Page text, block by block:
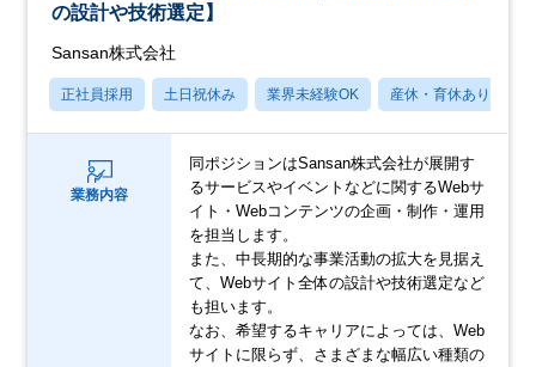
の設計や技術選定】
Sansan株式会社
正社員採用 土日祝休み 業界未経験OK 産休・育休あり
業務内容
同ポジションはSansan株式会社が展開す
るサービスやイベントなどに関するWebサ
イト・Webコンテンツの企画・制作・運用
を担当します。
また、中長期的な事業活動の拡大を見据え
て、Webサイト全体の設計や技術選定など
も担います。
なお、希望するキャリアによっては、Web
サイトに限らず、さまざまな幅広い種類の